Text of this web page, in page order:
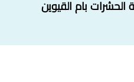
بام القيوين